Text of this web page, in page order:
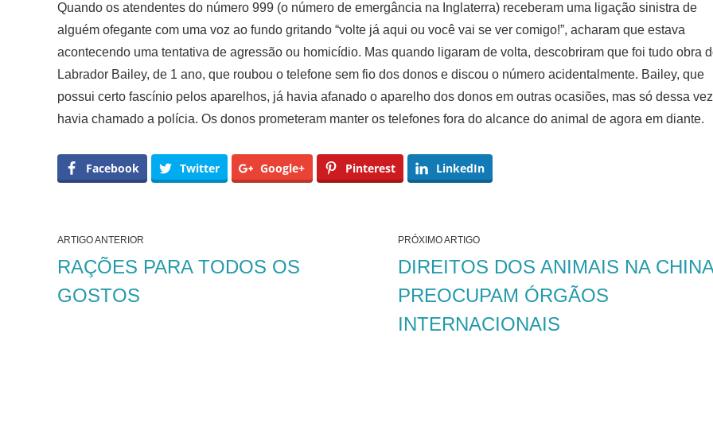
Quando os atendentes do número 999 (o número de emergância na Inglaterra) receberam uma ligação sinistra de
alguém ofegante com uma voz ao fundo gritando “volte já aqui ou você vai se ver comigo!”, acharam que estava
acontecendo uma tentativa de agressão ou homicídio. Mas quando ligaram de volta, descobriram que foi tudo obra
Labrador Bailey, de 1 ano, que roubou o telefone sem fio dos donos e discou o número acidentalmente. Bailey, que
possui certo fascínio pelos aparelhos, já havia afanado o aparelho dos donos em outras ocasiões, mas só dessa vez
havia chamado a polícia. Os donos prometeram manter os telefones fora do alcance do animal de agora em diante.
Facebook Twitter Google+ Pinterest LinkedIn
ARTIGO ANTERIOR
RAÇÕES PARA TODOS OS
GOSTOS
PRÓXIMO ARTIGO
DIREITOS DOS ANIMAIS NA
PREOCUPAM ÓRGÃOS
INTERNACIONAIS